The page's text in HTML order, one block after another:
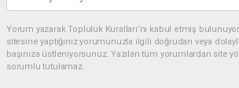
Yorum yazarak Topluluk Kuralları’nı kabul etmiş
sitesine yaptığınız yorumunuzla ilgili doğrudan veya
başınıza üstleniyorsunuz. Yazılan tüm yorumlardan site
sorumlu tutulamaz.